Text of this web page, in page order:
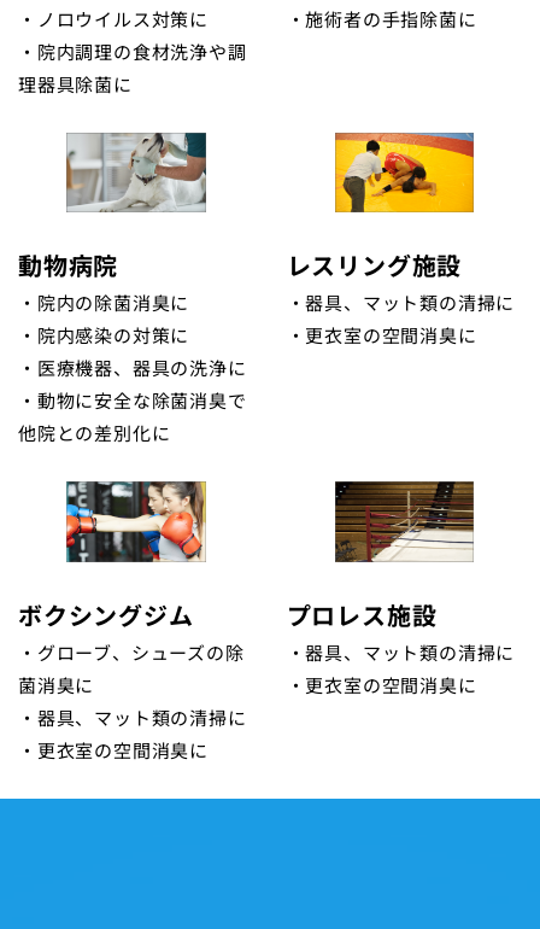
・ノロウイルス対策に
・院内調理の食材洗浄や調
理器具除菌に
・施術者の手指除菌に
動物病院
・院内の除菌消臭に
・院内感染の対策に
・医療機器、器具の洗浄に
・動物に安全な除菌消臭で
他院との差別化に
レスリング施設
・器具、マット類の清掃に
・更衣室の空間消臭に
ボクシングジム
・グローブ、シューズの除
菌消臭に
・器具、マット類の清掃に
・更衣室の空間消臭に
プロレス施設
・器具、マット類の清掃に
・更衣室の空間消臭に